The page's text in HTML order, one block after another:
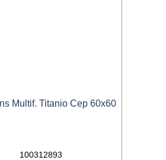
Multif. Titanio Cep 60x60
100312893